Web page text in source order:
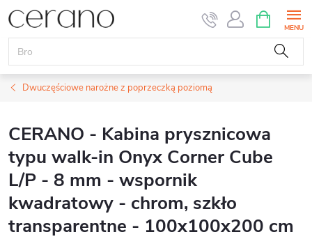
Przejść
do
treści
KOSZYK
Dwuczęściowe narożne z poprzeczką poziomą
CERANO - Kabina prysznicowa
typu walk-in Onyx Corner Cube
L/P - 8 mm - wspornik
kwadratowy - chrom, szkło
transparentne - 100x100x200 cm